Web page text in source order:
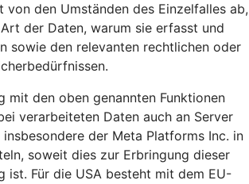
von den Umständen des Einzelfalles ab,
der Daten, warum sie erfasst und
sowie den relevanten rechtlichen oder
mit den oben genannten Funktionen
verarbeiteten Daten auch an Server
insbesondere der Meta Platforms Inc. in
soweit dies zur Erbringung dieser
ist. Für die USA besteht mit dem EU-